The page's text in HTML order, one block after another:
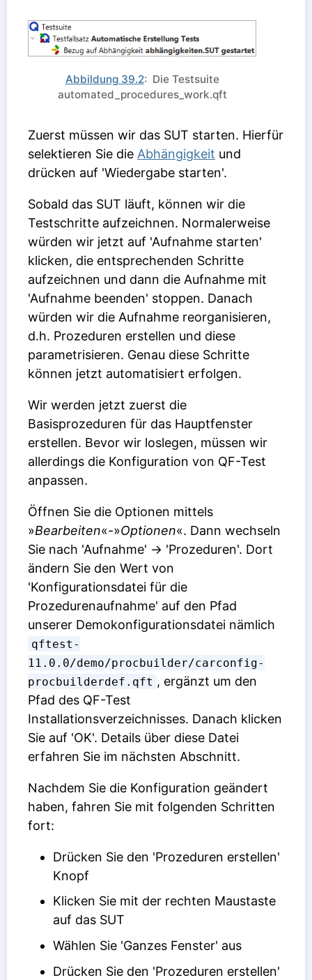
Abbildung 39.2: Die Testsuite
automated_procedures_work.qft
Zuerst müssen wir das SUT starten. Hierfür
selektieren Sie die Abhängigkeit und
drücken auf 'Wiedergabe starten'.
Sobald das SUT läuft, können wir die
Testschritte aufzeichnen. Normalerweise
würden wir jetzt auf 'Aufnahme starten'
klicken, die entsprechenden Schritte
aufzeichnen und dann die Aufnahme mit
'Aufnahme beenden' stoppen. Danach
würden wir die Aufnahme reorganisieren,
d.h. Prozeduren erstellen und diese
parametrisieren. Genau diese Schritte
können jetzt automatisiert erfolgen.
Wir werden jetzt zuerst die
Basisprozeduren für das Hauptfenster
erstellen. Bevor wir loslegen, müssen wir
allerdings die Konfiguration von QF-Test
anpassen.
Öffnen Sie die Optionen mittels
»Bearbeiten«-»Optionen«. Dann wechseln
Sie nach 'Aufnahme' -> 'Prozeduren'. Dort
ändern Sie den Wert von
'Konfigurationsdatei für die
Prozedurenaufnahme' auf den Pfad
unserer Demokonfigurationsdatei nämlich
qftest-
11.0.0/demo/procbuilder/carconfig-
procbuilderdef.qft , ergänzt um den
Pfad des QF-Test
Installationsverzeichnisses. Danach klicken
Sie auf 'OK'. Details über diese Datei
erfahren Sie im nächsten Abschnitt.
Nachdem Sie die Konfiguration geändert
haben, fahren Sie mit folgenden Schritten
fort:
Drücken Sie den 'Prozeduren erstellen'
Knopf
Klicken Sie mit der rechten Maustaste
auf das SUT
Wählen Sie 'Ganzes Fenster' aus
Drücken Sie den 'Prozeduren erstellen'